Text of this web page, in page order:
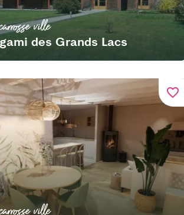
ville
des Grands Lacs
favorite_border
ville